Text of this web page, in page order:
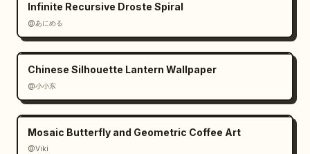
Infinite Recursive Droste Spiral
@あにめる
Chinese Silhouette Lantern Wallpaper
@小小东
Mosaic Butterfly and Geometric Coffee Art
@Viki